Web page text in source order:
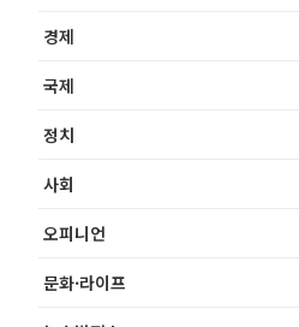
경제
국제
정치
사회
오피니언
문화·라이프